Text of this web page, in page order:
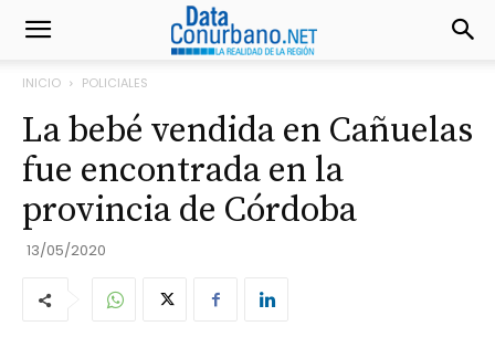
INICIO POLICIALES
La bebé vendida en Cañuelas
fue encontrada en la
provincia de Córdoba
13/05/2020